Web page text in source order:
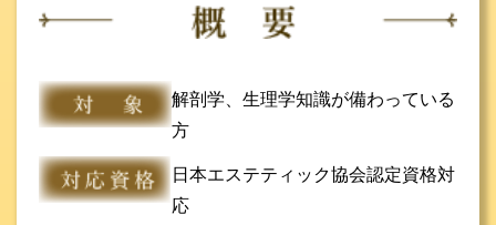
解剖学、生理学知識が備わっている
方
日本エステティック協会認定資格対
応